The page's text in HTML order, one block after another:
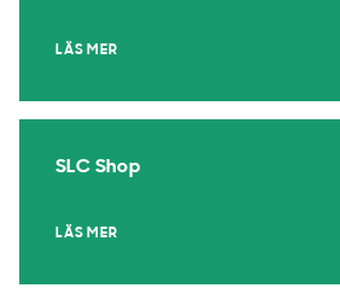
LÄS MER
SLC Shop
LÄS MER